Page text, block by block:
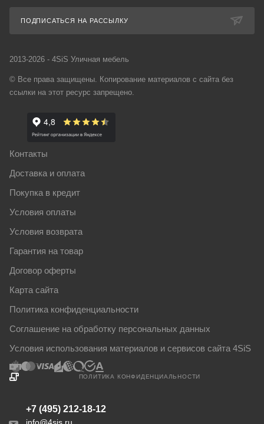
ПОДПИСАТЬСЯ НА РАССЫЛКУ
2013-2026 - 4SiS Уличная мебель
© Все права защищены. Копирование материалов с сайта без
ссылки на этот ресурс запрещено.
Контакты
Доставка и оплата
Покупка в кредит
Условия оплаты
Условия возврата
Гарантия на товар
Договор оферты
Карта сайта
Политика конфиденциальности
Соглашение на обработку персональных данных
Условия использования материалов и сервисов сайта 4SiS
ПОЛИТИКА КОНФИДЕНЦИАЛЬНОСТИ
+7 (495) 212-18-12